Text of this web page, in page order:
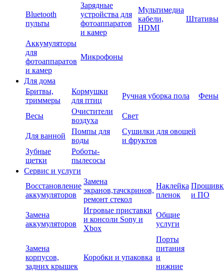
Bluetooth
пульты
Зарядные
устройства для
фотоаппаратов
и камер
Мультимедиа
кабели,
HDMI
Штативы
Аккумуляторы
для
фотоаппаратов
и камер
Микрофоны
Для дома
Бритвы,
триммеры
Кормушки
для птиц
Ручная уборка пола Фены
Весы
Очистители
воздуха
Свет
Для ванной
Помпы для
воды
Сушилки для овощей
и фруктов
Зубные
щетки
Роботы-
пылесосы
Сервис и услуги
Восстановление
аккумуляторов
Замена
экранов,тачскринов,
ремонт стекол
Наклейка
пленок
и ПО
Замена
аккумуляторов
Игровые приставки
и консоли Sony и
Xbox
Общие
услуги
Замена
корпусов,
задних крышек
Коробки и упаковка
Порты
питания
и
нижние